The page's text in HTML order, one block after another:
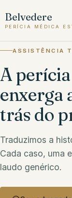
Belvedere
PERÍCIA MÉDICA
ASSISTÊNCIA
A
enxerga
trás do
Traduzimos a
Cada caso, uma
laudo genérico.